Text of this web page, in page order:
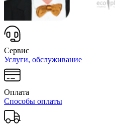
Сервис
Услуги, обслуживание
Оплата
Способы оплаты